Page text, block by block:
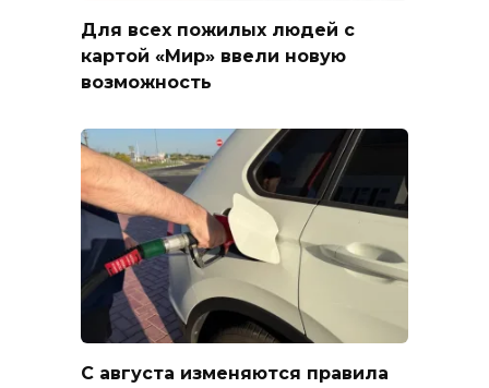
Для всех пожилых людей с
картой «Мир» ввели новую
возможность
С августа изменяются правила